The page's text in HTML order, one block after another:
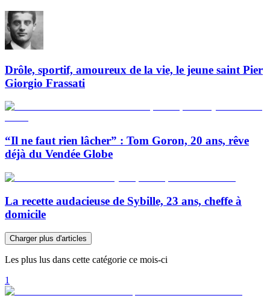
Drôle, sportif, amoureux de la vie, le jeune saint Pier
Giorgio Frassati
“Il ne faut rien lâcher” : Tom Goron, 20 ans, rêve
déjà du Vendée Globe
La recette audacieuse de Sybille, 23 ans, cheffe à
domicile
Charger plus d'articles
Les plus lus dans cette catégorie ce mois-ci
1